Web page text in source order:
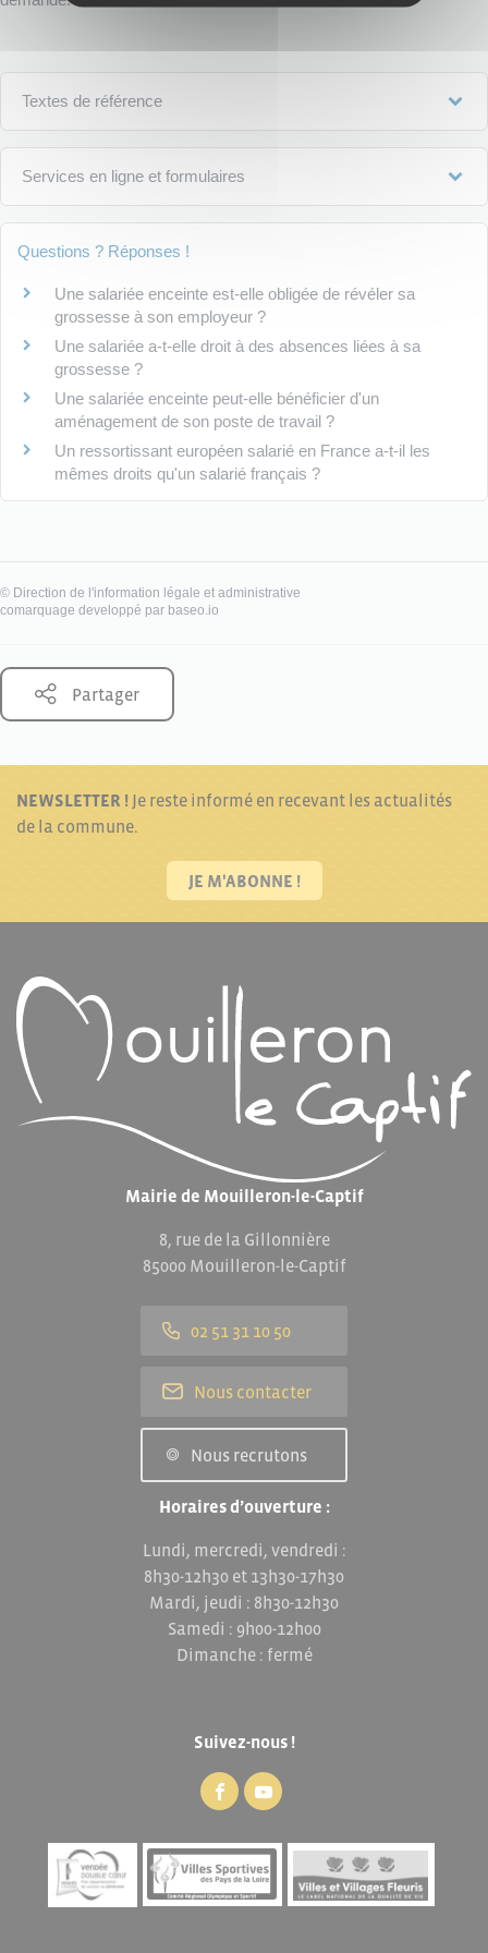
Textes de référence
Services en ligne et formulaires
Questions ? Réponses !
Une salariée enceinte est-elle obligée de révéler sa
grossesse à son employeur ?
Une salariée a-t-elle droit à des absences liées à sa
grossesse ?
Une salariée enceinte peut-elle bénéficier d'un
aménagement de son poste de travail ?
Un ressortissant européen salarié en France a-t-il les
mêmes droits qu'un salarié français ?
© Direction de l'information légale et administrative
comarquage developpé par baseo.io
Partager
NEWSLETTER ! Je reste informé en recevant les actualités
de la commune.
JE M'ABONNE !
Mairie de Mouilleron-le-Captif
8, rue de la Gillonnière
85000 Mouilleron-le-Captif
02 51 31 10 50
Nous contacter
Nous recrutons
Horaires d’ouverture :
Lundi, mercredi, vendredi :
8h30-12h30 et 13h30-17h30
Mardi, jeudi : 8h30-12h30
Samedi : 9h00-12h00
Dimanche : fermé
Suivez-nous !